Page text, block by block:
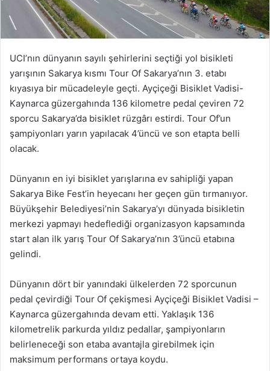
UCI’nın dünyanın sayılı şehirlerini seçtiği yol bisikleti
yarışının Sakarya kısmı Tour Of Sakarya’nın 3. etabı
kıyasıya bir mücadeleyle geçti. Ayçiçeği Bisiklet Vadisi-
Kaynarca güzergahında 136 kilometre pedal çeviren 72
sporcu Sakarya’da bisiklet rüzgârı estirdi. Tour Of’un
şampiyonları yarın yapılacak 4’üncü ve son etapta belli
olacak.
Dünyanın en iyi bisiklet yarışlarına ev sahipliği yapan
Sakarya Bike Fest’in heyecanı her geçen gün tırmanıyor.
Büyükşehir Belediyesi’nin Sakarya’yı dünyada bisikletin
merkezi yapmayı hedeflediği organizasyon kapsamında
start alan ilk yarış Tour Of Sakarya’nın 3’üncü etabına
gelindi.
Dünyanın dört bir yanındaki ülkelerden 72 sporcunun
pedal çevirdiği Tour Of çekişmesi Ayçiçeği Bisiklet Vadisi –
Kaynarca güzergahında devam etti. Yaklaşık 136
kilometrelik parkurda yıldız pedallar, şampiyonların
belirleneceği son etaba avantajla girebilmek için
maksimum performans ortaya koydu.